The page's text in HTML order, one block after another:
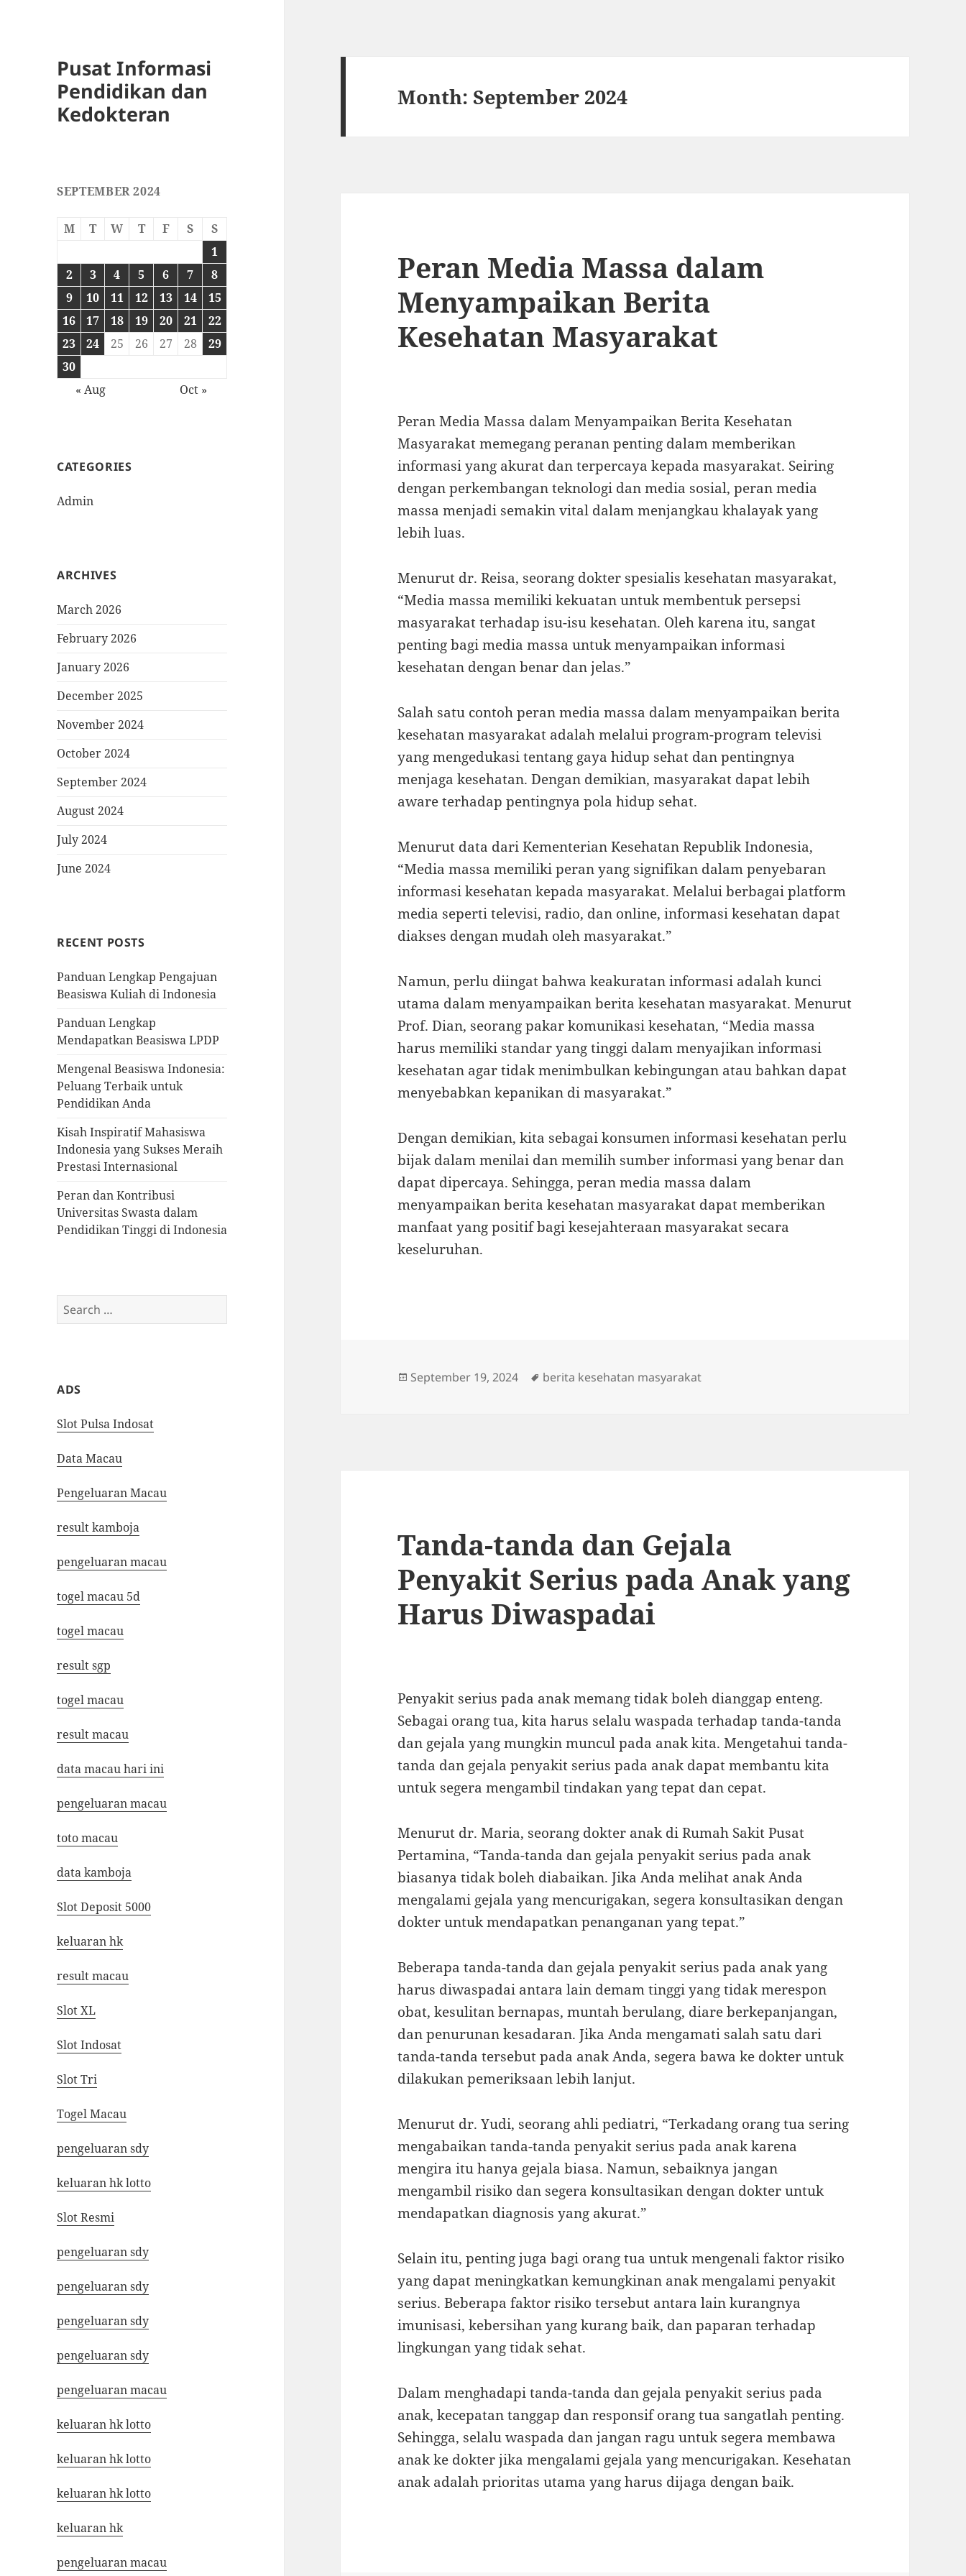
Pusat Informasi
Pendidikan dan
Kedokteran
SEPTEMBER 2024
M T W T F S
S
1
2
3 4 5 6 7
8
9
10 11 12 13 14
15
16
17 18 19 20 21
22
23
24 25 26 27 28
29
30
« Aug
Oct »
CATEGORIES
Admin
ARCHIVES
March 2026
February 2026
January 2026
December 2025
November 2024
October 2024
September 2024
August 2024
July 2024
June 2024
RECENT POSTS
Panduan Lengkap Pengajuan
Beasiswa Kuliah di Indonesia
Panduan Lengkap
Mendapatkan Beasiswa LPDP
Mengenal Beasiswa Indonesia:
Peluang Terbaik untuk
Pendidikan Anda
Kisah Inspiratif Mahasiswa
Indonesia yang Sukses Meraih
Prestasi Internasional
Peran dan Kontribusi
Universitas Swasta dalam
Pendidikan Tinggi di Indonesia
Search
for:
ADS
Slot Pulsa Indosat
Data Macau
Pengeluaran Macau
result kamboja
pengeluaran macau
togel macau 5d
togel macau
result sgp
togel macau
result macau
data macau hari ini
pengeluaran macau
toto macau
data kamboja
Slot Deposit 5000
keluaran hk
result macau
Slot XL
Slot Indosat
Slot Tri
Togel Macau
pengeluaran sdy
keluaran hk lotto
Slot Resmi
pengeluaran sdy
pengeluaran sdy
pengeluaran sdy
pengeluaran sdy
pengeluaran macau
keluaran hk lotto
keluaran hk lotto
keluaran hk lotto
keluaran hk
pengeluaran macau
Month:September 2024
Peran Media Massa dalam
Menyampaikan Berita
Kesehatan Masyarakat
Peran Media Massa dalam Menyampaikan Berita Kesehatan
Masyarakat memegang peranan penting dalam memberikan
informasi yang akurat dan terpercaya kepada masyarakat. Seiring
dengan perkembangan teknologi dan media sosial, peran media
massa menjadi semakin vital dalam menjangkau khalayak yang
lebih luas.
Menurut dr. Reisa, seorang dokter spesialis kesehatan masyarakat,
“Media massa memiliki kekuatan untuk membentuk persepsi
masyarakat terhadap isu-isu kesehatan. Oleh karena itu, sangat
penting bagi media massa untuk menyampaikan informasi
kesehatan dengan benar dan jelas.”
Salah satu contoh peran media massa dalam menyampaikan berita
kesehatan masyarakat adalah melalui program-program televisi
yang mengedukasi tentang gaya hidup sehat dan pentingnya
menjaga kesehatan. Dengan demikian, masyarakat dapat lebih
aware terhadap pentingnya pola hidup sehat.
Menurut data dari Kementerian Kesehatan Republik Indonesia,
“Media massa memiliki peran yang signifikan dalam penyebaran
informasi kesehatan kepada masyarakat. Melalui berbagai platform
media seperti televisi, radio, dan online, informasi kesehatan dapat
diakses dengan mudah oleh masyarakat.”
Namun, perlu diingat bahwa keakuratan informasi adalah kunci
utama dalam menyampaikan berita kesehatan masyarakat. Menurut
Prof. Dian, seorang pakar komunikasi kesehatan, “Media massa
harus memiliki standar yang tinggi dalam menyajikan informasi
kesehatan agar tidak menimbulkan kebingungan atau bahkan dapat
menyebabkan kepanikan di masyarakat.”
Dengan demikian, kita sebagai konsumen informasi kesehatan perlu
bijak dalam menilai dan memilih sumber informasi yang benar dan
dapat dipercaya. Sehingga, peran media massa dalam
menyampaikan berita kesehatan masyarakat dapat memberikan
manfaat yang positif bagi kesejahteraan masyarakat secara
keseluruhan.
Posted
September 19, 2024 Tags
berita kesehatan masyarakat
Tanda-tanda dan Gejala
Penyakit Serius pada Anak yang
Harus Diwaspadai
Penyakit serius pada anak memang tidak boleh dianggap enteng.
Sebagai orang tua, kita harus selalu waspada terhadap tanda-tanda
dan gejala yang mungkin muncul pada anak kita. Mengetahui tanda-
tanda dan gejala penyakit serius pada anak dapat membantu kita
untuk segera mengambil tindakan yang tepat dan cepat.
Menurut dr. Maria, seorang dokter anak di Rumah Sakit Pusat
Pertamina, “Tanda-tanda dan gejala penyakit serius pada anak
biasanya tidak boleh diabaikan. Jika Anda melihat anak Anda
mengalami gejala yang mencurigakan, segera konsultasikan dengan
dokter untuk mendapatkan penanganan yang tepat.”
Beberapa tanda-tanda dan gejala penyakit serius pada anak yang
harus diwaspadai antara lain demam tinggi yang tidak merespon
obat, kesulitan bernapas, muntah berulang, diare berkepanjangan,
dan penurunan kesadaran. Jika Anda mengamati salah satu dari
tanda-tanda tersebut pada anak Anda, segera bawa ke dokter untuk
dilakukan pemeriksaan lebih lanjut.
Menurut dr. Yudi, seorang ahli pediatri, “Terkadang orang tua sering
mengabaikan tanda-tanda penyakit serius pada anak karena
mengira itu hanya gejala biasa. Namun, sebaiknya jangan
mengambil risiko dan segera konsultasikan dengan dokter untuk
mendapatkan diagnosis yang akurat.”
Selain itu, penting juga bagi orang tua untuk mengenali faktor risiko
yang dapat meningkatkan kemungkinan anak mengalami penyakit
serius. Beberapa faktor risiko tersebut antara lain kurangnya
imunisasi, kebersihan yang kurang baik, dan paparan terhadap
lingkungan yang tidak sehat.
Dalam menghadapi tanda-tanda dan gejala penyakit serius pada
anak, kecepatan tanggap dan responsif orang tua sangatlah penting.
Sehingga, selalu waspada dan jangan ragu untuk segera membawa
anak ke dokter jika mengalami gejala yang mencurigakan. Kesehatan
anak adalah prioritas utama yang harus dijaga dengan baik.